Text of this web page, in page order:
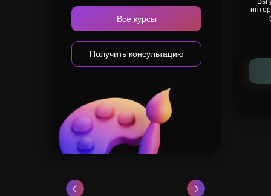
Получить консультацию
Все курсы